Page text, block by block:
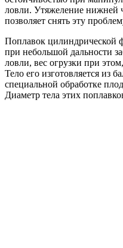
ловли. Утяжеление нижней
позволяет снять эту
Поплавок цилиндрической
при небольшой дальности
ловли, вес огрузки при
Тело его изготовляется из
специальной обработке
Диаметр тела этих